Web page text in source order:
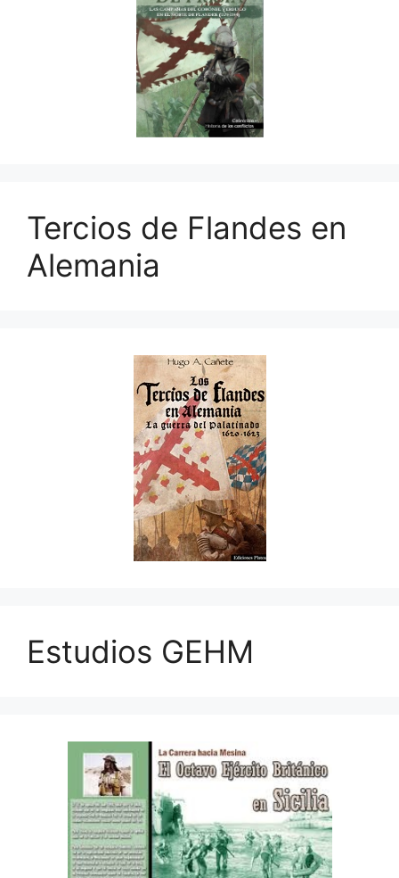
Tercios de Flandes en
Alemania
Estudios GEHM